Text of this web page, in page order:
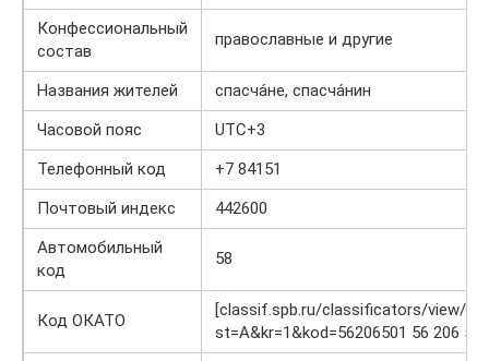
Конфессиональный
состав
православные и другие
Названия жителей
спасча́не, спасча́нин
Часовой пояс
UTC+3
Телефонный код
+7 84151
Почтовый индекс
442600
Автомобильный
код
58
Код ОКАТО
[classif.spb.ru/classificators/view/
st=A&kr=1&kod=56206501 56 206